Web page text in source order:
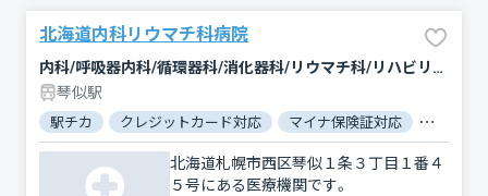
北海道内科リウマチ科病院
内科/呼吸器内科/循環器科/消化器科/リウマチ科/リハビリテーション
琴似駅
駅チカ クレジットカード対応 マイナ保険証対応 駐車場
北海道札幌市西区琴似１条３丁目１番４
５号にある医療機関です。